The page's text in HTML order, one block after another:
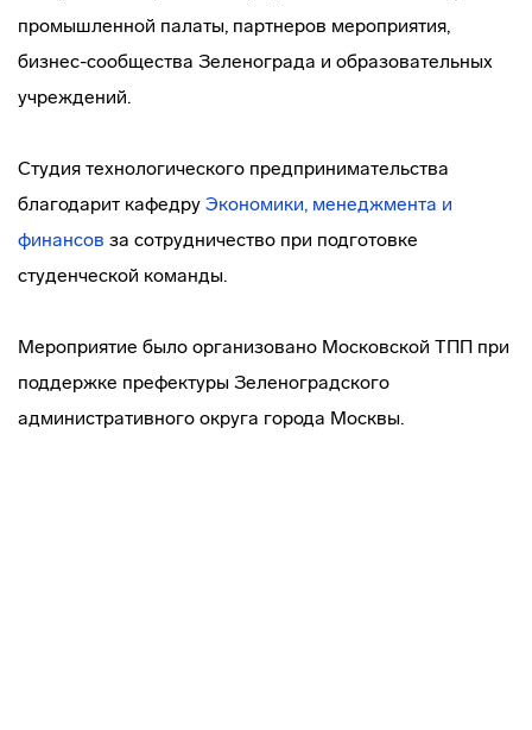
промышленной палаты, партнеров мероприятия,
бизнес-сообщества Зеленограда и образовательных
учреждений.
Студия технологического предпринимательства
благодарит кафедру Экономики, менеджмента и
финансов за сотрудничество при подготовке
студенческой команды.
Мероприятие было организовано Московской ТПП при
поддержке префектуры Зеленоградского
административного округа города Москвы.